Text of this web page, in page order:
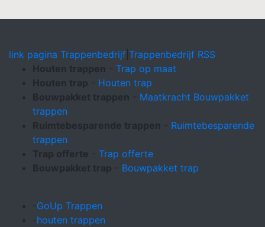
link pagina Trappenbedrijf Trappenbedrijf RSS
Houten trappen
Trap op maat
Houten trap
Houten trap
Bouwpakket trappen
Maatkracht Bouwpakket
trappen
Ruimtebesparende trappen
Ruimtebesparende
trappen
Trap offerte
Trap offerte
Bouwpakket trap
Bouwpakket trap
GoUp Trappen
houten trappen